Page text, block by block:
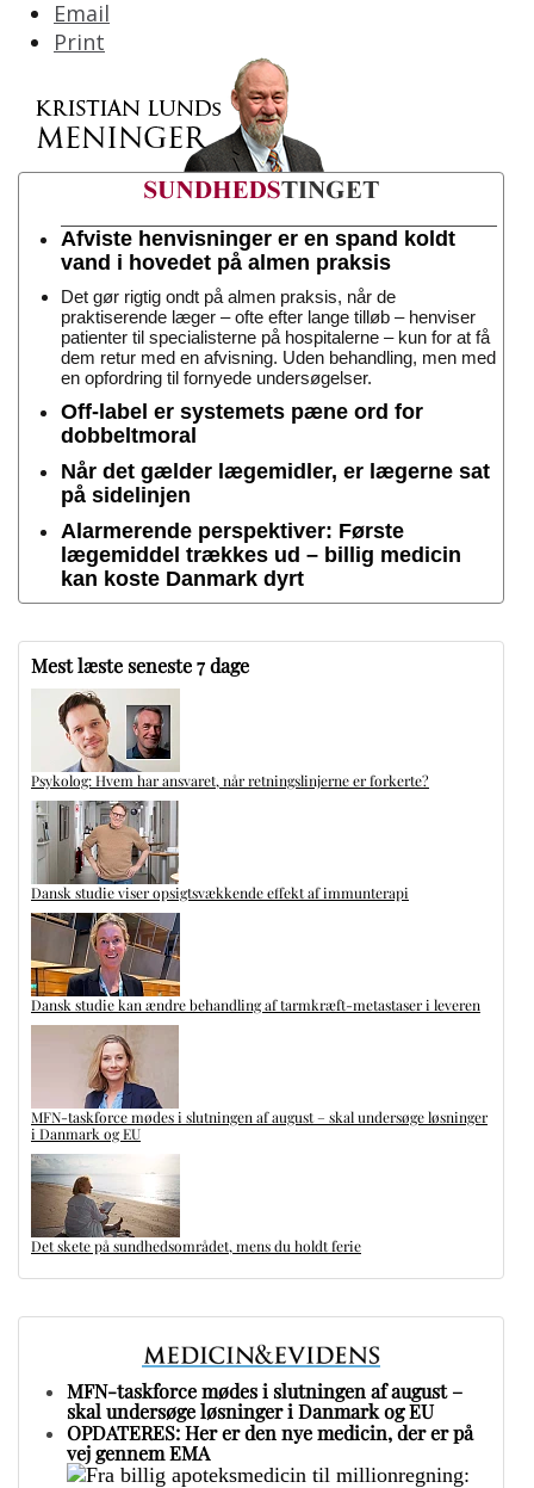
Email
Print
Afviste henvisninger er en spand koldt
vand i hovedet på almen praksis
Det gør rigtig ondt på almen praksis, når de
praktiserende læger – ofte efter lange tilløb – henviser
patienter til specialisterne på hospitalerne – kun for at få
dem retur med en afvisning. Uden behandling, men med
en opfordring til fornyede undersøgelser.
Off-label er systemets pæne ord for
dobbeltmoral
Når det gælder lægemidler, er lægerne sat
på sidelinjen
Alarmerende perspektiver: Første
lægemiddel trækkes ud – billig medicin
kan koste Danmark dyrt
Mest læste seneste 7 dage
Psykolog: Hvem har ansvaret, når retningslinjerne er forkerte?
Dansk studie viser opsigtsvækkende effekt af immunterapi
Dansk studie kan ændre behandling af tarmkræft-metastaser i leveren
MFN-taskforce mødes i slutningen af august – skal undersøge løsninger
i Danmark og EU
Det skete på sundhedsområdet, mens du holdt ferie
MFN-taskforce mødes i slutningen af august –
skal undersøge løsninger i Danmark og EU
OPDATERES: Her er den nye medicin, der er på
vej gennem EMA